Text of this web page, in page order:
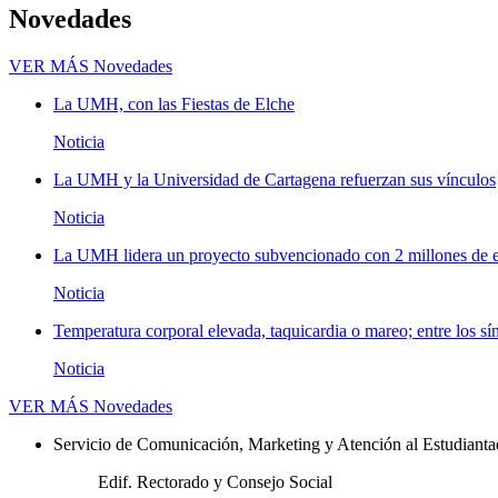
Novedades
VER MÁS Novedades
La UMH, con las Fiestas de Elche
Noticia
La UMH y la Universidad de Cartagena refuerzan sus vínculos
Noticia
La UMH lidera un proyecto subvencionado con 2 millones de
Noticia
Temperatura corporal elevada, taquicardia o mareo; entre los
Noticia
VER MÁS Novedades
Servicio de Comunicación, Marketing y Atención al
Edif. Rectorado y Consejo Social